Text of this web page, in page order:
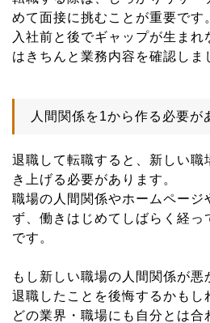
めて面接に挑むことが重要です
入社前と後でギャップが生まれ
はきちんと業務内容を確認しま
人間関係を1から作る必要が
退職して転職すると、新しい職
き上げる必要があります。
職場の人間関係やホームページ
ず、働きはじめてしばらく経っ
です。
もし新しい職場の人間関係が悪
退職したことを後悔するかもし
どの業界・職場にも自分とは